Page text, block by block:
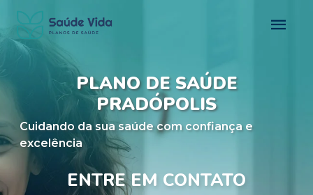
PLANO DE SAÚDE
PRADÓPOLIS
Cuidando da sua saúde com confiança e
excelência
ENTRE EM CONTATO